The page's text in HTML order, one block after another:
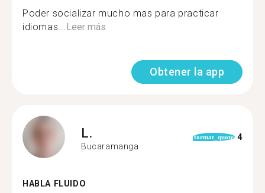
Poder socializar mucho mas para practicar
idiomas...Leer más
Obtener la app
L.
Bucaramanga
format_quote 4
HABLA FLUIDO